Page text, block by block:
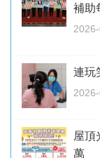
補助
連玩
屋
萬